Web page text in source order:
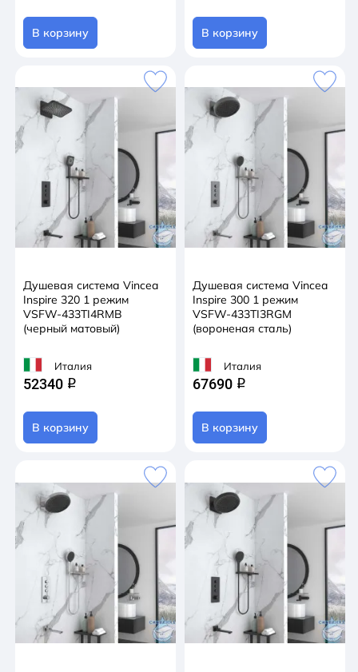
В корзину В корзину
Душевая система Vincea
Inspire 320 1 режим
VSFW-433TI4RMB
(черный матовый)
Италия
52340 q
В корзину
Душевая система Vincea
Inspire 300 1 режим
VSFW-433TI3RGM
(вороненая сталь)
Италия
67690 q
В корзину